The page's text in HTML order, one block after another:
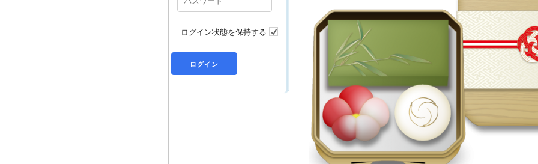
ログイン状態を保持する